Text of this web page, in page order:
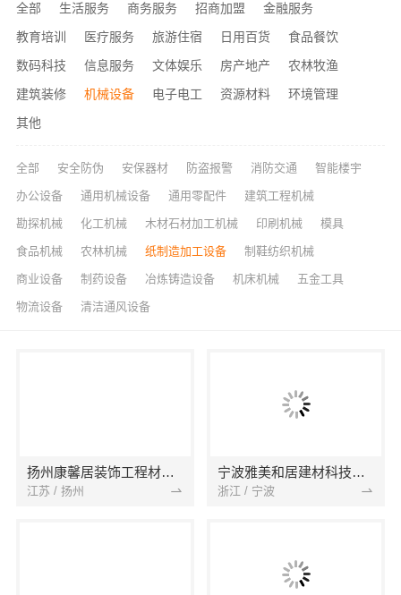
全部 生活服务 商务服务 招商加盟
金融服务
教育培训
医疗服务 旅游住宿 日用百货
食品餐饮
数码科技
信息服务 文体娱乐 房产地产
农林牧渔
建筑装修
机械设备 电子电工 资源材料
环境管理
其他
全部 安全防伪 安保器材 防盗报警 消防交通 智能楼宇
办公设备 通用机械设备 通用零配件 建筑工程机械
勘探机械 化工机械 木材石材加工机械 印刷机械 模具
食品机械 农林机械 纸制造加工设备 制鞋纺织机械
商业设备 制药设备 冶炼铸造设备 机床机械 五金工具
物流设备 清洁通风设备
扬州康馨居装饰工程材料有限公司
江苏 / 扬州
宁波雅美和居建材科技有限公司
浙江 / 宁波